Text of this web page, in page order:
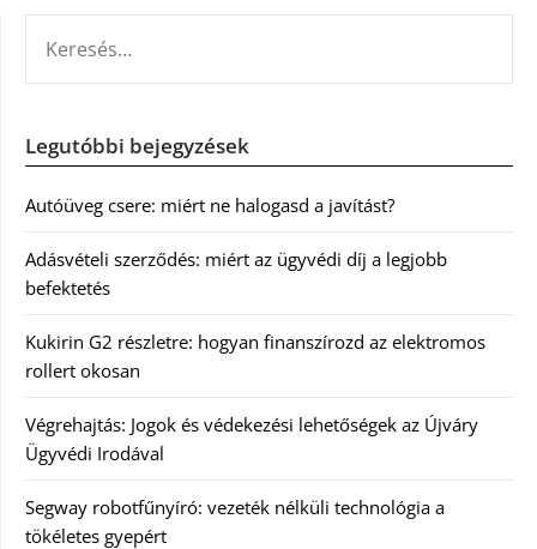
Legutóbbi bejegyzések
Autóüveg csere: miért ne halogasd a javítást?
Adásvételi szerződés: miért az ügyvédi díj a legjobb
befektetés
Kukirin G2 részletre: hogyan finanszírozd az elektromos
rollert okosan
Végrehajtás: Jogok és védekezési lehetőségek az Újváry
Ügyvédi Irodával
Segway robotfűnyíró: vezeték nélküli technológia a
tökéletes gyepért